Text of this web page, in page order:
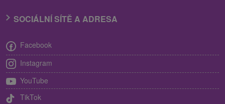
SOCIÁLNÍ SÍTĚ A ADRESA
Facebook
Instagram
YouTube
TikTok